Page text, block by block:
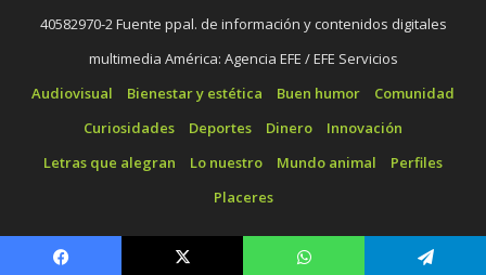
40582970-2 Fuente ppal. de información y contenidos digitales
multimedia América: Agencia EFE / EFE Servicios
Audiovisual
Bienestar y estética Buen humor
Comunidad
Curiosidades
Deportes Dinero
Innovación
Letras que alegran
Lo nuestro Mundo animal
Perfiles
Placeres